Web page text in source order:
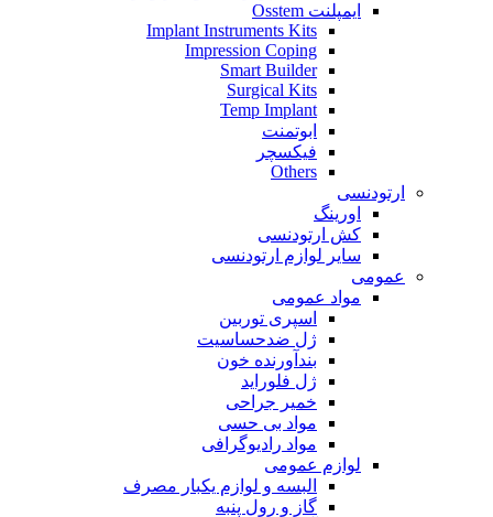
ایمپلنت Osstem
Implant Instruments Kits
Impression Coping
Smart Builder
Surgical Kits
Temp Implant
ابوتمنت
فیکسچر
Others
ارتودنسی
اورینگ
کش ارتودنسی
سایر لوازم ارتودنسی
عمومی
مواد عمومی
اسپری توربین
ژل ضدحساسیت
بندآورنده خون
ژل فلوراید
خمیر جراحی
مواد بی حسی
مواد رادیوگرافی
لوازم عمومی
البسه و لوازم یکبار مصرف
گاز و رول پنبه